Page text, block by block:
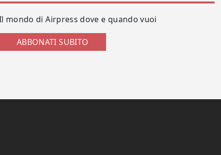
mondo di Airpress dove e quando vuoi
ABBONATI SUBITO